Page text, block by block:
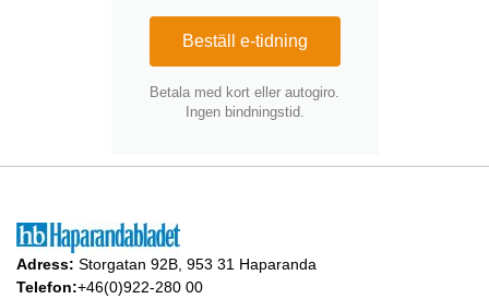
Beställ e-tidning
Betala med kort eller autogiro.
Ingen bindningstid.
Adress: Storgatan 92B, 953 31 Haparanda
Telefon:+46(0)922-280 00